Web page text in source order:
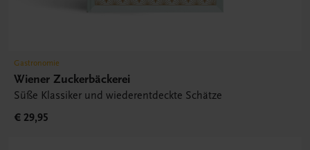
Gastronomie
Wiener Zuckerbäckerei
Süße Klassiker und wiederentdeckte Schätze
€ 29,95